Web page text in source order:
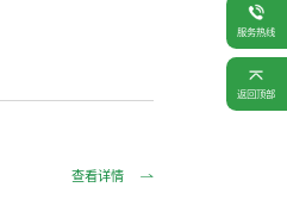
查看详情
服务热线
返回顶部